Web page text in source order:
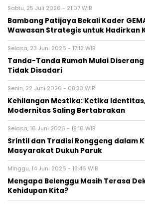
Sabtu, 25 Juli 2026 - 21:07 WIB
Bambang Patijaya Bekali Kader
Wawasan Strategis untuk Hadirkan
Selasa, 23 Juni 2026 - 17:12 WIB
Tanda-Tanda Rumah Mulai
Tidak Disadari
Senin, 22 Juni 2026 - 08:33 WIB
Kehilangan Mestika: Ketika
Modernitas Saling Bertabrakan
Selasa, 16 Juni 2026 - 19:16 WIB
Srintil dan Tradisi Ronggeng dalam
Masyarakat Dukuh Paruk
Minggu, 14 Juni 2026 - 18:46 WIB
Mengapa Belenggu Masih Terasa
Kehidupan Kita?